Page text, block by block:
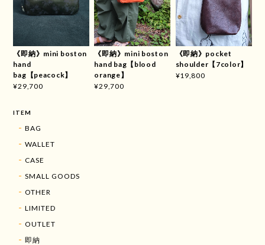
《即納》mini boston
hand
bag【peacock】
¥29,700
《即納》mini boston
hand bag【blood
orange】
¥29,700
《即納》pocket
shoulder【7color】
¥19,800
ITEM
BAG
WALLET
CASE
SMALL GOODS
OTHER
LIMITED
OUTLET
即納